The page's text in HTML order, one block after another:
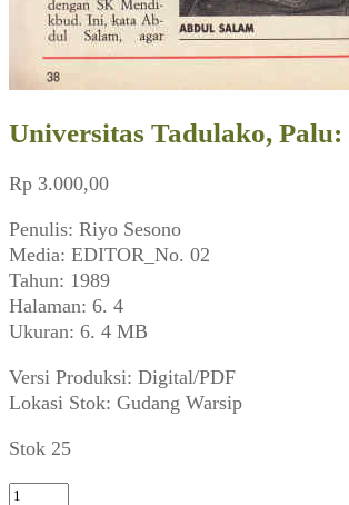
Universitas Tadulako, Palu:
Rp 3.000,00
Penulis: Riyo Sesono
Media: EDITOR_No. 02
Tahun: 1989
Halaman: 6. 4
Ukuran: 6. 4 MB
Versi Produksi: Digital/PDF
Lokasi Stok: Gudang Warsip
Stok 25
Kuantitas